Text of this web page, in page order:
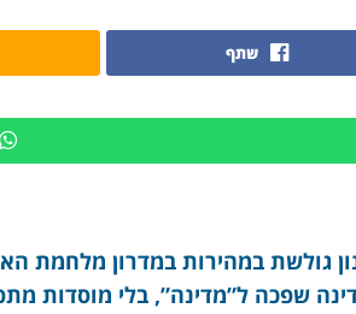
שתף
גולשת במהירות במדרון מלחמת
שפכה ל”מדינה”, בלי מוסדות